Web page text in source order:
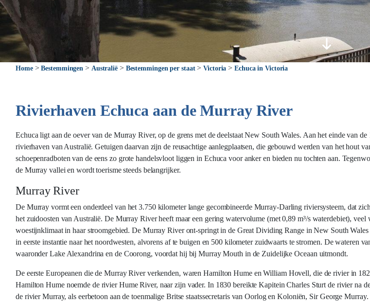
Home>Bestemmingen > Australië> Bestemmingen per staat>Victoria >Echuca in Victoria
Rivierhaven Echuca aan de Murray River
Echuca ligt aan de oever van de Murray River, op de grens met de deelstaat New South Wales. Aan het einde van
rivierhaven van Australië. Getuigen daarvan zijn de reusachtige aanlegplaatsen, die gebouwd werden van het hout
schoepenradboten van de eens zo grote handelsvloot liggen in Echuca voor anker en bieden nu tochten aan.
de Murray vallei en wordt toerisme steeds belangrijker.
Murray River
De Murray vormt een onderdeel van het 3.750 kilometer lange gecombineerde Murray-Darling riviersysteem, dat
het zuidoosten van Australië. De Murray River heeft maar een gering watervolume (met 0,89 m³/s waterdebiet),
woestijnklimaat in haar stroomgebied. De Murray River ont-springt in de Great Dividing Range in New South
in eerste instantie naar het noordwesten, alvorens af te buigen en 500 kilometer zuidwaarts te stromen. De wateren
waaronder Lake Alexandrina en de Coorong, voordat hij bij Murray Mouth in de Zuidelijke Oceaan uitmondt.
De eerste Europeanen die de Murray River verkenden, waren Hamilton Hume en William Hovell, die de rivier in
Hamilton Hume noemde de rivier Hume River, naar zijn vader. In 1830 bereikte Kapitein Charles Sturt de rivier na
de rivier Murray, als eerbetoon aan de toenmalige Britse staatssecretaris van Oorlog en Koloniën, Sir George